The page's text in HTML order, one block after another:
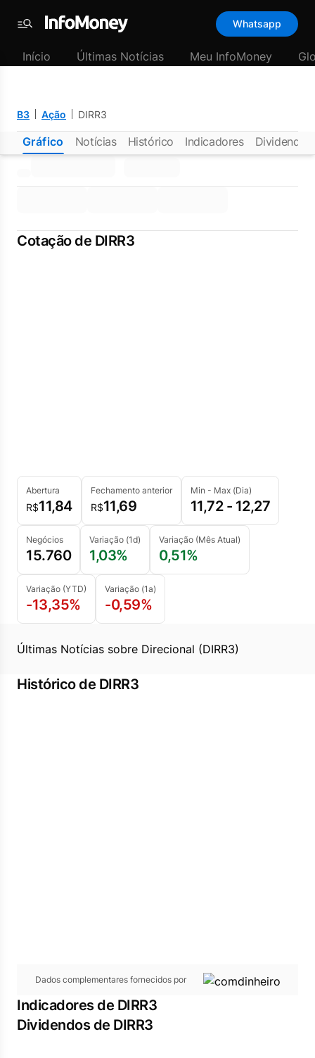
Menu
Whatsapp
Início Últimas Notícias Meu InfoMoney
B3 Ação DIRR3
Gráfico Notícias Histórico Indicadores Dividendos
Cotação de DIRR3
Abertura
R$11,84
Fechamento anterior
R$11,69
Min - Max (Dia)
11,72 - 12,27
Negócios
15.760
Variação (1d)
1,03%
Variação (Mês Atual)
0,51%
Variação (YTD)
-13,35%
Variação (1a)
-0,59%
Últimas Notícias sobre Direcional (DIRR3)
Histórico de DIRR3
Dados complementares fornecidos por
Indicadores de DIRR3
Dividendos de DIRR3